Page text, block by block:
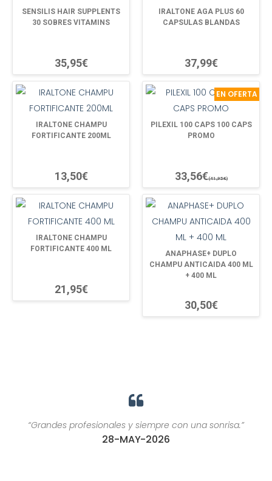
SENSILIS HAIR SUPPLENTS
30 SOBRES VITAMINS
35,95€
IRALTONE AGA PLUS 60
CAPSULAS BLANDAS
37,99€
IRALTONE CHAMPU
FORTIFICANTE 200ML
13,50€
EN OFERTA
PILEXIL 100 CAPS 100 CAPS
PROMO
33,56€(41,95€)
IRALTONE CHAMPU
FORTIFICANTE 400 ML
21,95€
ANAPHASE+ DUPLO
CHAMPU ANTICAIDA 400 ML
+ 400 ML
30,50€
“Grandes profesionales y siempre con una sonrisa.”
28-MAY-2026